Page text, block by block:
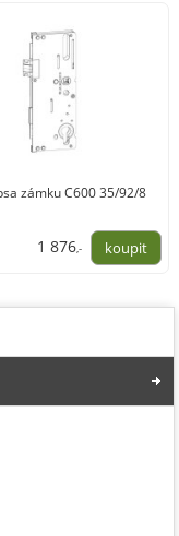
zámku C600 35/92/8
1 876,-